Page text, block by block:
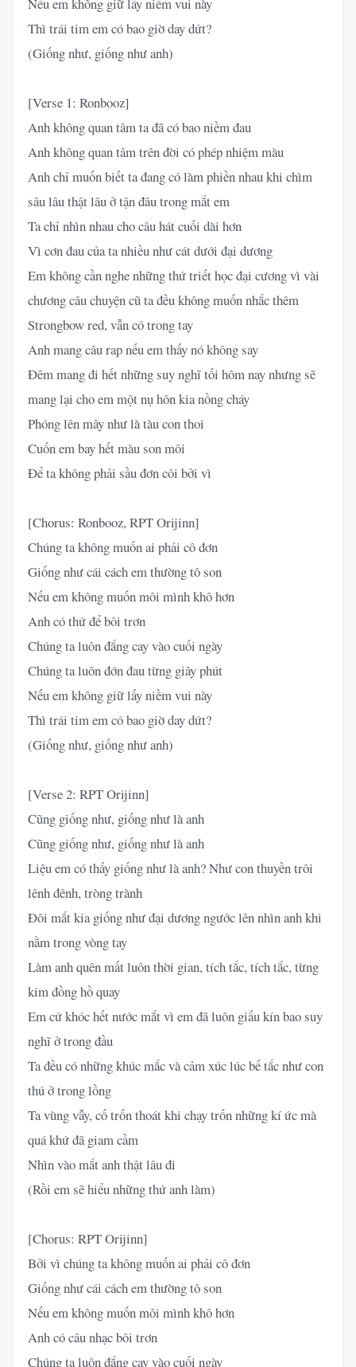
Thì trái tim em có bao giờ day dứt?
(Giống như, giống như anh)
[Verse 1: Ronbooz]
Anh không quan tâm ta đã có bao niềm đau
Anh không quan tâm trên đời có phép nhiệm màu
Anh chỉ muốn biết ta đang có làm phiền nhau khi chìm
sâu lâu thật lâu ở tận đâu trong mắt em
Ta chỉ nhìn nhau cho câu hát cuối dài hơn
Vì cơn đau của ta nhiều như cát dưới đại dương
Em không cần nghe những thứ triết học đại cương vì vài
chương câu chuyện cũ ta đều không muốn nhắc thêm
Strongbow red, vẫn có trong tay
Anh mang câu rap nếu em thấy nó không say
Đêm mang đi hết những suy nghĩ tối hôm nay nhưng sẽ
mang lại cho em một nụ hôn kia nồng cháy
Phóng lên mây như là tàu con thoi
Cuốn em bay hết màu son môi
Để ta không phải sầu đơn côi bởi vì
[Chorus: Ronbooz, RPT Orijinn]
Chúng ta không muốn ai phải cô đơn
Giống như cái cách em thường tô son
Nếu em không muốn môi mình khô hơn
Anh có thứ để bôi trơn
Chúng ta luôn đắng cay vào cuối ngày
Chúng ta luôn đớn đau từng giây phút
Nếu em không giữ lấy niềm vui này
Thì trái tim em có bao giờ day dứt?
(Giống như, giống như anh)
[Verse 2: RPT Orijinn]
Cũng giống như, giống như là anh
Cũng giống như, giống như là anh
Liệu em có thấy giống như là anh? Như con thuyền trôi
lênh đênh, tròng trành
Đôi mắt kia giống như đại dương ngước lên nhìn anh khi
nằm trong vòng tay
Làm anh quên mất luôn thời gian, tích tắc, tích tắc, từng
kim đồng hồ quay
Em cứ khóc hết nước mắt vì em đã luôn giấu kín bao suy
nghĩ ở trong đầu
Ta đều có những khúc mắc và cảm xúc lúc bế tắc như con
thú ở trong lồng
Ta vùng vẫy, cố trốn thoát khi chạy trốn những kí ức mà
quá khứ đã giam cầm
Nhìn vào mắt anh thật lâu đi
(Rồi em sẽ hiểu những thứ anh làm)
[Chorus: RPT Orijinn]
Bởi vì chúng ta không muốn ai phải cô đơn
Giống như cái cách em thường tô son
Nếu em không muốn môi mình khô hơn
Anh có câu nhạc bôi trơn
Chúng ta luôn đắng cay vào cuối ngày